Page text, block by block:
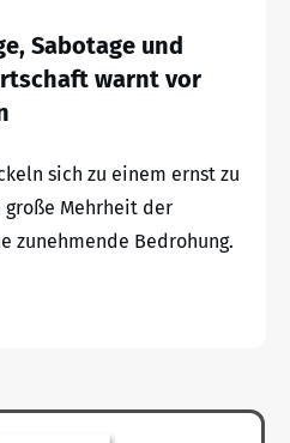
Sabotage und
warnt vor
sich zu einem ernst zu
große Mehrheit der
zunehmende Bedrohung.